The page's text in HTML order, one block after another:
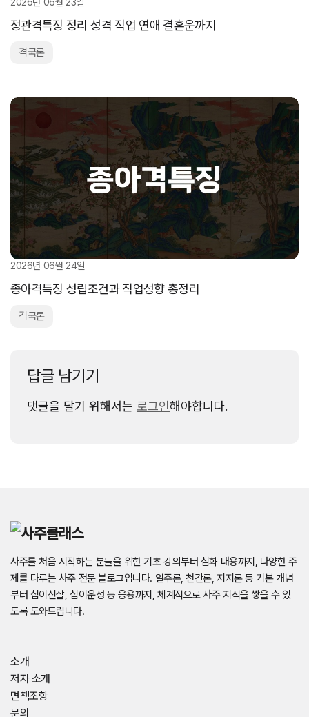
정관격특징 정리 성격 직업 연애 결혼운까지
격국론
2026년 06월 24일
종아격특징 성립조건과 직업성향 총정리
격국론
답글 남기기
댓글을 달기 위해서는 로그인해야합니다.
사주를 처음 시작하는 분들을 위한 기초 강의부터 심화 내용까지, 다양한 주
제를 다루는 사주 전문 블로그입니다. 일주론, 천간론, 지지론 등 기본 개념
부터 십이신살, 십이운성 등 응용까지, 체계적으로 사주 지식을 쌓을 수 있
도록 도와드립니다.
소개
저자 소개
면책조항
문의